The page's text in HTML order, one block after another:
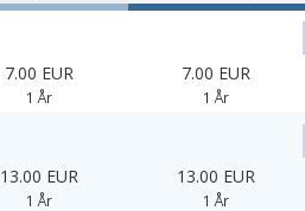
7.00 EUR
1 År
7.00 EUR
1 År
13.00 EUR
1 År
13.00 EUR
1 År